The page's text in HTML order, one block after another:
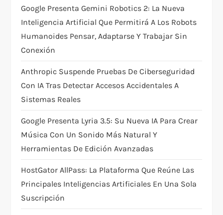
t
i
o
n
Google Presenta Gemini Robotics 2: La Nueva
Inteligencia Artificial Que Permitirá A Los Robots
Humanoides Pensar, Adaptarse Y Trabajar Sin
Conexión
Anthropic Suspende Pruebas De Ciberseguridad
Con IA Tras Detectar Accesos Accidentales A
Sistemas Reales
Google Presenta Lyria 3.5: Su Nueva IA Para Crear
Música Con Un Sonido Más Natural Y
Herramientas De Edición Avanzadas
HostGator AllPass: La Plataforma Que Reúne Las
Principales Inteligencias Artificiales En Una Sola
Suscripción